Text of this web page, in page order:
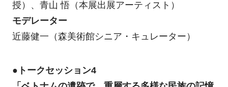
授）、青山 悟（本展出展アーティスト）
モデレーター
近藤健一（森美術館シニア・キュレーター）
●トークセッション4